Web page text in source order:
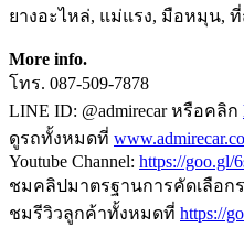
ยางอะไหล่, แม่แรง, มือหมุน,
More info.
โทร. 087-509-7878
LINE ID: @admirecar หรือคลิก
ดูรถทั้งหมดที่
Youtube Channel: https://goo.gl/
ชมคลิปมาตรฐานการคัดเลือก
ชมรีวิวลูกค้าทั้งหมดที่ https://